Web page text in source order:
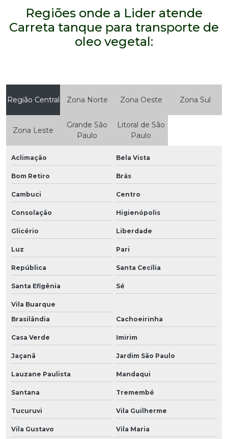
Regiões onde a Lider atende
Carreta tanque para transporte de
oleo vegetal:
Região Central Zona Norte Zona Oeste Zona Sul
Zona Leste
Grande São
Paulo
Litoral de São
Paulo
Aclimação Bela Vista
Bom Retiro Brás
Cambuci Centro
Consolação Higienópolis
Glicério Liberdade
Luz Pari
República Santa Cecília
Santa Efigênia Sé
Vila Buarque
Brasilândia
Cachoeirinha
Casa Verde Imirim
Jaçanã Jardim São Paulo
Lauzane Paulista Mandaqui
Santana Tremembé
Tucuruvi Vila Guilherme
Vila Gustavo Vila Maria